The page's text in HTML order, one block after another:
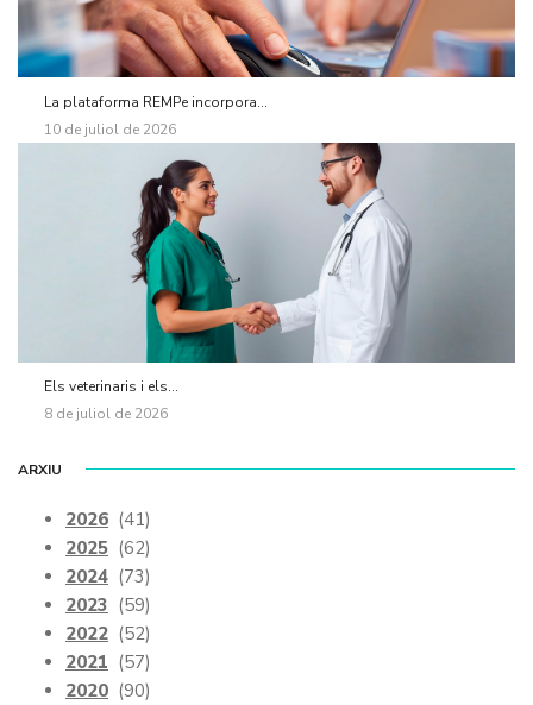
La plataforma REMPe incorpora...
10 de juliol de 2026
Els veterinaris i els...
8 de juliol de 2026
ARXIU
2026 (41)
2025 (62)
2024 (73)
2023 (59)
2022 (52)
2021 (57)
2020 (90)